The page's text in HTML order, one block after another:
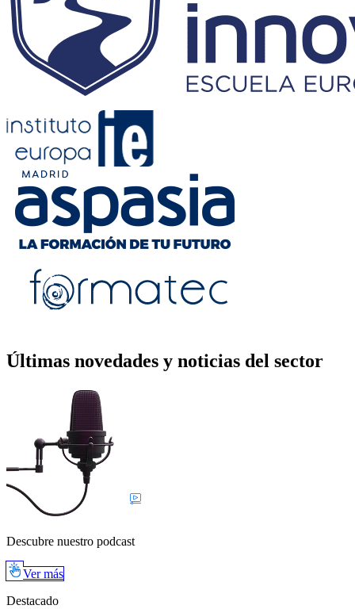
Últimas novedades y noticias del sector
Descubre nuestro podcast
Ver más
Destacado